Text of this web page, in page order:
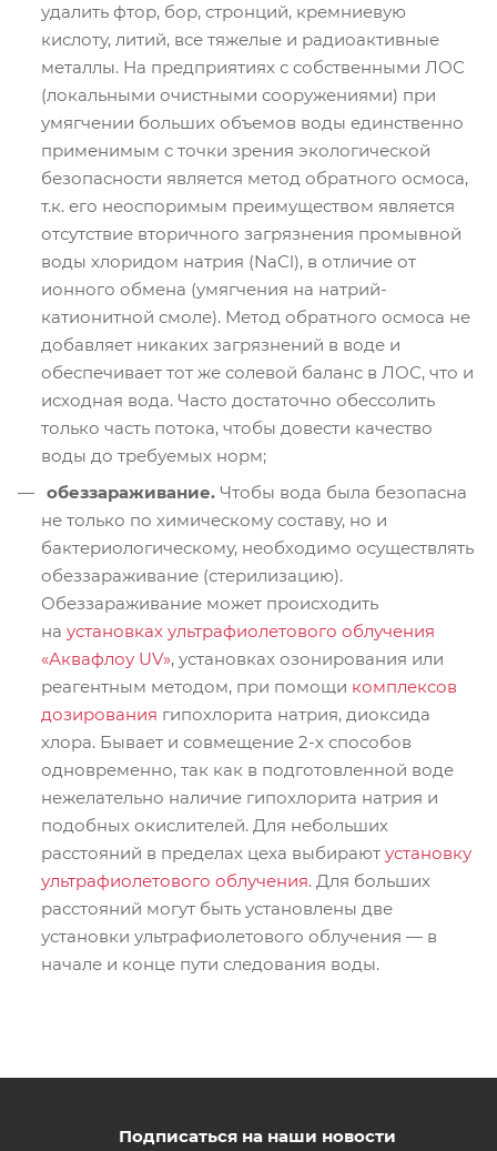
удалить фтор, бор, стронций, кремниевую
кислоту, литий, все тяжелые и радиоактивные
металлы. На предприятиях с собственными ЛОС
(локальными очистными сооружениями) при
умягчении больших объемов воды единственно
применимым с точки зрения экологической
безопасности является метод обратного осмоса,
т.к. его неоспоримым преимуществом является
отсутствие вторичного загрязнения промывной
воды хлоридом натрия (NaCl), в отличие от
ионного обмена (умягчения на натрий-
катионитной смоле). Метод обратного осмоса не
добавляет никаких загрязнений в воде и
обеспечивает тот же солевой баланс в ЛОС, что и
исходная вода. Часто достаточно обессолить
только часть потока, чтобы довести качество
воды до требуемых норм;
обеззараживание. Чтобы вода была безопасна
не только по химическому составу, но и
бактериологическому, необходимо осуществлять
обеззараживание (стерилизацию).
Обеззараживание может происходить
на установках ультрафиолетового облучения
«Аквафлоу UV», установках озонирования или
реагентным методом, при помощи комплексов
дозирования гипохлорита натрия, диоксида
хлора. Бывает и совмещение 2-х способов
одновременно, так как в подготовленной воде
нежелательно наличие гипохлорита натрия и
подобных окислителей. Для небольших
расстояний в пределах цеха выбирают установку
ультрафиолетового облучения. Для больших
расстояний могут быть установлены две
установки ультрафиолетового облучения — в
начале и конце пути следования воды.
Подписаться на наши новости